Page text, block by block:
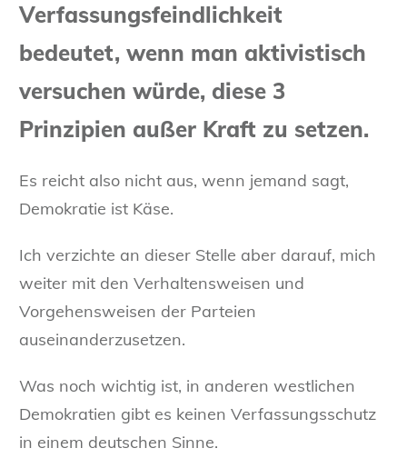
Verfassungsfeindlichkeit
bedeutet, wenn man aktivistisch
versuchen würde, diese 3
Prinzipien außer Kraft zu setzen.
Es reicht also nicht aus, wenn jemand sagt,
Demokratie ist Käse.
Ich verzichte an dieser Stelle aber darauf, mich
weiter mit den Verhaltensweisen und
Vorgehensweisen der Parteien
auseinanderzusetzen.
Was noch wichtig ist, in anderen westlichen
Demokratien gibt es keinen Verfassungsschutz
in einem deutschen Sinne.